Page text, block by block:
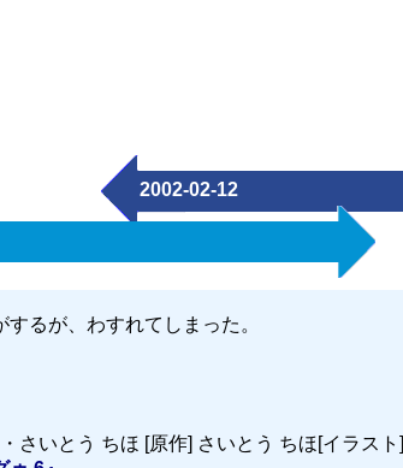
2002-02-12
るが、わすれてしまった。
さいとう ちほ [原作] さいとう ちほ[イラスト]